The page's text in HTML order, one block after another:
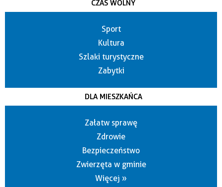
CZAS WOLNY
Sport
Kultura
Szlaki turystyczne
Zabytki
DLA MIESZKAŃCA
Załatw sprawę
Zdrowie
Bezpieczeństwo
Zwierzęta w gminie
Więcej »